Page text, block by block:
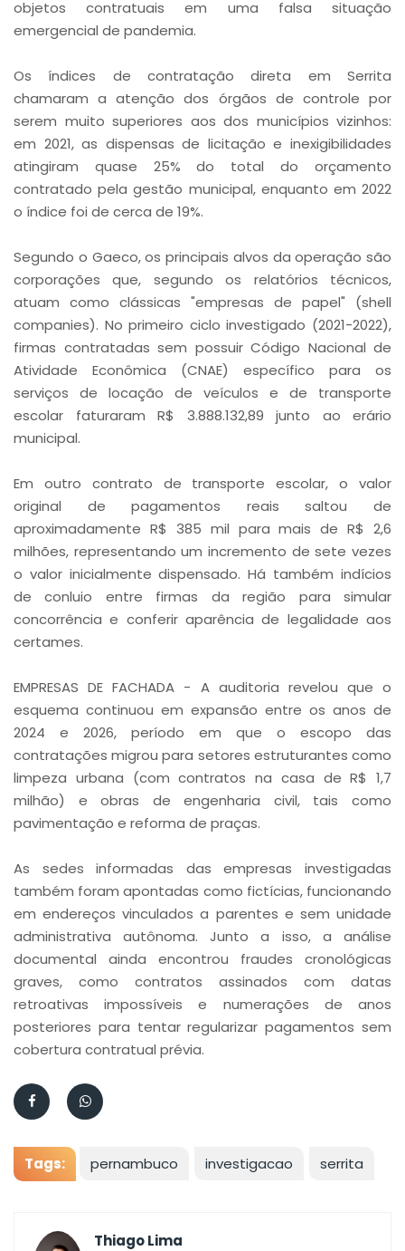
objetos contratuais em uma falsa situação
emergencial de pandemia.
Os índices de contratação direta em Serrita
chamaram a atenção dos órgãos de controle por
serem muito superiores aos dos municípios vizinhos:
em 2021, as dispensas de licitação e inexigibilidades
atingiram quase 25% do total do orçamento
contratado pela gestão municipal, enquanto em 2022
o índice foi de cerca de 19%.
Segundo o Gaeco, os principais alvos da operação são
corporações que, segundo os relatórios técnicos,
atuam como clássicas "empresas de papel" (shell
companies). No primeiro ciclo investigado (2021-2022),
firmas contratadas sem possuir Código Nacional de
Atividade Econômica (CNAE) específico para os
serviços de locação de veículos e de transporte
escolar faturaram R$ 3.888.132,89 junto ao erário
municipal.
Em outro contrato de transporte escolar, o valor
original de pagamentos reais saltou de
aproximadamente R$ 385 mil para mais de R$ 2,6
milhões, representando um incremento de sete vezes
o valor inicialmente dispensado. Há também indícios
de conluio entre firmas da região para simular
concorrência e conferir aparência de legalidade aos
certames.
EMPRESAS DE FACHADA - A auditoria revelou que o
esquema continuou em expansão entre os anos de
2024 e 2026, período em que o escopo das
contratações migrou para setores estruturantes como
limpeza urbana (com contratos na casa de R$ 1,7
milhão) e obras de engenharia civil, tais como
pavimentação e reforma de praças.
As sedes informadas das empresas investigadas
também foram apontadas como fictícias, funcionando
em endereços vinculados a parentes e sem unidade
administrativa autônoma. Junto a isso, a análise
documental ainda encontrou fraudes cronológicas
graves, como contratos assinados com datas
retroativas impossíveis e numerações de anos
posteriores para tentar regularizar pagamentos sem
cobertura contratual prévia.
Tags: pernambuco investigacao serrita
Thiago Lima